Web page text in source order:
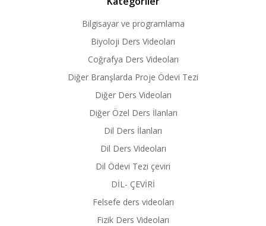
Bilgisayar ve programlama
Biyoloji Ders Videoları
Coğrafya Ders Videoları
Diğer Branşlarda Proje Ödevi Tezi
Diğer Ders Videoları
Diğer Özel Ders İlanları
Dil Ders İlanları
Dil Ders Videoları
Dil Ödevi Tezi çeviri
DİL- ÇEVİRİ
Felsefe ders videoları
Fizik Ders Videoları